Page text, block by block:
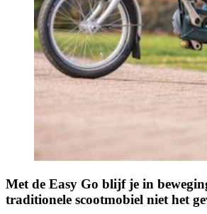
Met de Easy Go blijf je in
traditionele scootmobiel niet het